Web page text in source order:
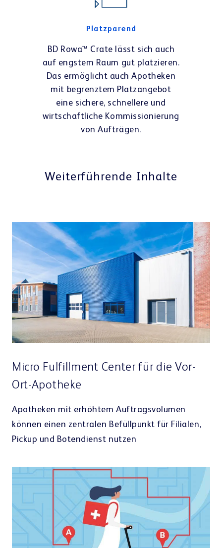
Platzparend
BD Rowa™ Crate lässt sich auch
auf engstem Raum gut platzieren.
Das ermöglicht auch Apotheken
mit begrenztem Platzangebot
eine sichere, schnellere und
wirtschaftliche Kommissionierung
von Aufträgen.
Weiterführende Inhalte
Micro Fulfillment Center für die Vor-
Ort-Apotheke
Apotheken mit erhöhtem Auftragsvolumen
können einen zentralen Befüllpunkt für Filialen,
Pickup und Botendienst nutzen